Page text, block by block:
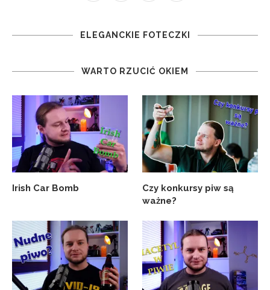
ELEGANCKIE FOTECZKI
WARTO RZUCIĆ OKIEM
Irish Car Bomb
Czy konkursy piw są
ważne?